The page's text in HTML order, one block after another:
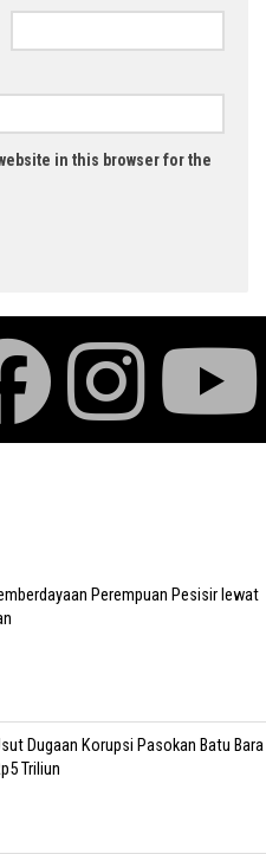
in this browser for the
Perempuan Pesisir lewat
Dugaan Korupsi Pasokan Batu Bara
Triliun